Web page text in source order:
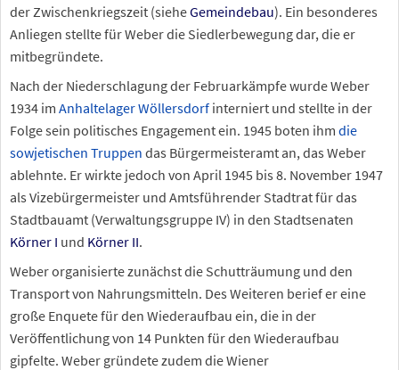
der Zwischenkriegszeit (sieheGemeindebau). Ein besonderes
Anliegen stellte für Weber die Siedlerbewegung dar, die er
mitbegründete.
Nach der Niederschlagung der Februarkämpfe wurde Weber
1934 im Anhaltelager Wöllersdorf interniert und stellte in der
Folge sein politisches Engagement ein. 1945 boten ihm die
sowjetischen Truppen das Bürgermeisteramt an, das Weber
ablehnte. Er wirkte jedoch von April 1945 bis 8. November 1947
als Vizebürgermeister und Amtsführender Stadtrat für das
Stadtbauamt (Verwaltungsgruppe IV) in den Stadtsenaten
Körner I und Körner II.
Weber organisierte zunächst die Schutträumung und den
Transport von Nahrungsmitteln. Des Weiteren berief er eine
große Enquete für den Wiederaufbau ein, die in der
Veröffentlichung von 14 Punkten für den Wiederaufbau
gipfelte. Weber gründete zudem die Wiener